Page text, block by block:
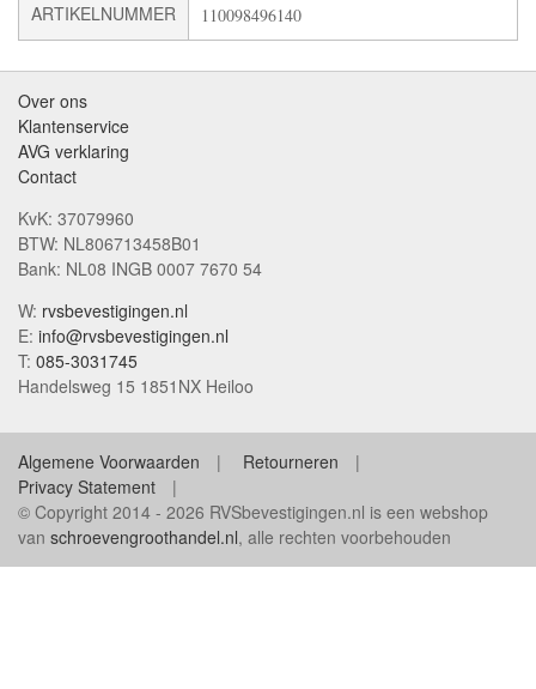
ARTIKELNUMMER 110098496140
Over ons
Klantenservice
AVG verklaring
Contact
KvK: 37079960
BTW: NL806713458B01
Bank: NL08 INGB 0007 7670 54
W: rvsbevestigingen.nl
E: info@rvsbevestigingen.nl
T: 085-3031745
Handelsweg 15 1851NX Heiloo
Algemene Voorwaarden
Retourneren
Privacy Statement
© Copyright 2014 - 2026 RVSbevestigingen.nl is een webshop
van schroevengroothandel.nl, alle rechten voorbehouden